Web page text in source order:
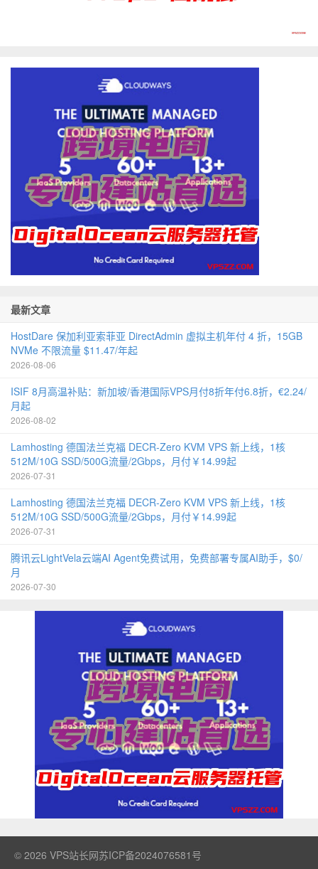
最新文章
HostDare 保加利亚索菲亚 DirectAdmin 虚拟主机年付 4 折，15GB
NVMe 不限流量 $11.47/年起
2026-08-06
ISIF 8月高温补贴：新加坡/香港国际VPS月付8折年付6.8折，€2.24/
月起
2026-08-02
Lamhosting 德国法兰克福 DECR-Zero KVM VPS 新上线，1核
512M/10G SSD/500G流量/2Gbps，月付￥14.99起
2026-07-31
Lamhosting 德国法兰克福 DECR-Zero KVM VPS 新上线，1核
512M/10G SSD/500G流量/2Gbps，月付￥14.99起
2026-07-31
腾讯云LightVela云端AI Agent免费试用，免费部署专属AI助手，$0/
月
2026-07-30
© 2026 VPS站长网苏ICP备2024076581号